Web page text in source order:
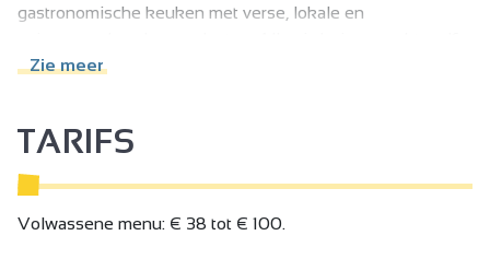
gastronomische keuken met verse, lokale en
ons zuurdesembrood, ijs en sorbets.
Als wijnliefhebber zal Guillaume je helpen te vinden wat je
zoekt uit ons assortiment van meer dan 1200 wijnen uit de
Rhônevallei, Bourgogne en andere regio's.
Zie meer
TARIFS
Volwassene menu: € 38 tot € 100.